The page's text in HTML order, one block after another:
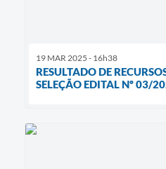
19 MAR 2025 - 16h38
RESULTADO DE
SELEÇÃO EDITAL Nº 03/